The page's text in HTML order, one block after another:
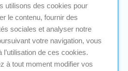
utilisons des cookies pour
le contenu, fournir des
sociales et analyser notre
votre navigation, vous
l’utilisation de ces cookies.
à tout moment modifier vos